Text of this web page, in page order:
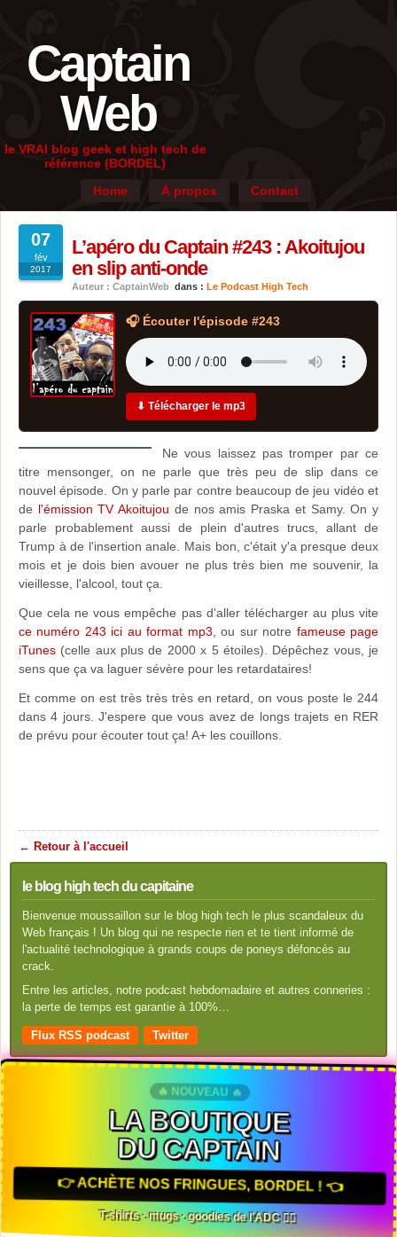
Captain
Web
le VRAI blog geek et high tech de
référence (BORDEL)
Home
À propos Contact
07
fév
2017
L’apéro du Captain #243 : Akoitujou
en slip anti-onde
Auteur : CaptainWeb dans : Le Podcast High Tech
🎧 Écouter l'épisode #243
⬇ Télécharger le mp3
Ne vous laissez pas tromper par ce
titre mensonger, on ne parle que très peu de slip dans ce
nouvel épisode. On y parle par contre beaucoup de jeu vidéo et
de l'émission TV Akoitujou de nos amis Praska et Samy. On y
parle probablement aussi de plein d'autres trucs, allant de
Trump à de l'insertion anale. Mais bon, c'était y'a presque deux
mois et je dois bien avouer ne plus très bien me souvenir, la
vieillesse, l'alcool, tout ça.
Que cela ne vous empêche pas d'aller télécharger au plus vite
ce numéro 243 ici au format mp3 , ou sur notre fameuse page
iTunes (celle aux plus de 2000 x 5 étoiles). Dépêchez vous, je
sens que ça va laguer sévère pour les retardataires!
Et comme on est très très très en retard, on vous poste le 244
dans 4 jours. J'espere que vous avez de longs trajets en RER
de prévu pour écouter tout ça! A+ les couillons.
← Retour à l'accueil
le blog high tech du capitaine
Bienvenue moussaillon sur le blog high tech le plus scandaleux du
Web français ! Un blog qui ne respecte rien et te tient informé de
l'actualité technologique à grands coups de poneys défoncés au
crack.
Entre les articles, notre podcast hebdomadaire et autres conneries :
la perte de temps est garantie à 100%…
Flux RSS podcast Twitter
🔥 NOUVEAU 🔥
LA BOUTIQUE
DU CAPTAIN
👉 ACHÈTE NOS FRINGUES, BORDEL ! 👈
T-shirts · mugs · goodies de l'ADC 🏴‍☠️